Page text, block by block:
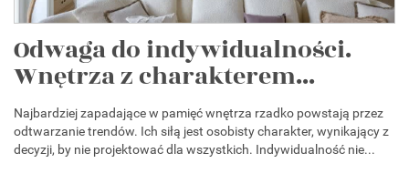
Odwaga do indywidualności.
Wnętrza z charakterem...
Najbardziej zapadające w pamięć wnętrza rzadko powstają przez
odtwarzanie trendów. Ich siłą jest osobisty charakter, wynikający z
decyzji, by nie projektować dla wszystkich. Indywidualność nie...